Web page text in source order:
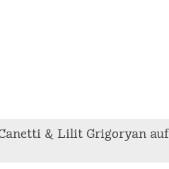
& Lilit Grigoryan auf